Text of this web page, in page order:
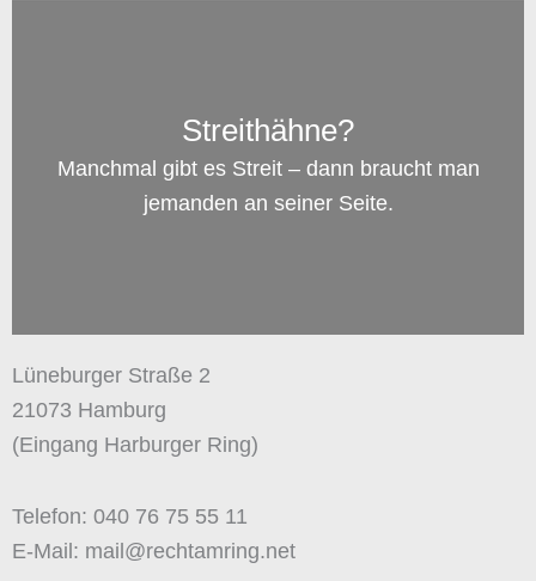
Streithähne?
Manchmal gibt es Streit – dann braucht man
jemanden an seiner Seite.
Lüneburger Straße 2
21073 Hamburg
(Eingang Harburger Ring)
Telefon: 040 76 75 55 11
E-Mail: mail@rechtamring.net